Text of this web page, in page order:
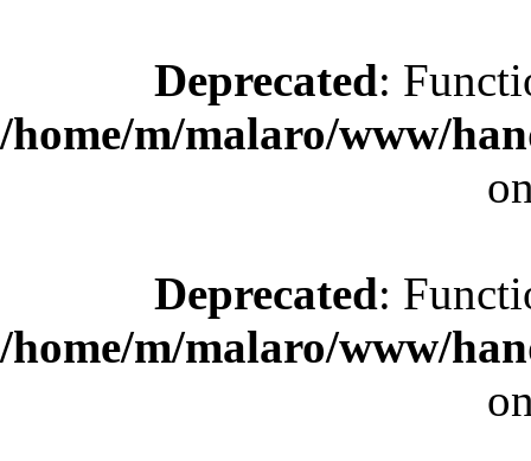
Deprecated:
/home/m/malaro/www/
Deprecated:
/home/m/malaro/www/